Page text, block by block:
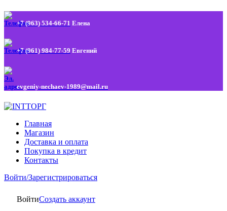
+7 (963) 534-66-71 Елена
+7 (961) 984-77-59 Евгений
evgeniy-nechaev-1989@mail.ru
Главная
Магазин
Доставка и оплата
Покупка в кредит
Контакты
Войти/Зарегистрироваться
ВойтиСоздать аккаунт